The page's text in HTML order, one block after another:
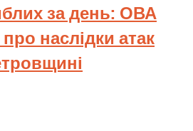
за день: ОВА
наслідки атак